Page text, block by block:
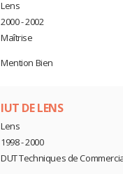
Lens
2000 - 2002
Maîtrise
Mention Bien
IUT DE LENS
Lens
1998 - 2000
DUT Techniques de